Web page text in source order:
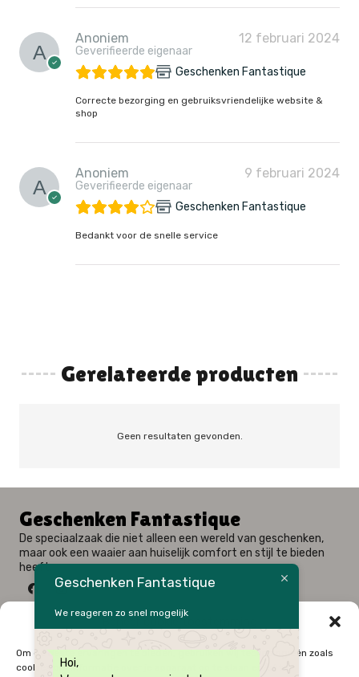
Beheer cookie toestemming
Om de beste ervaringen te bieden, gebruiken wij technologieën zoals
cookies om informatie over je apparaat op te slaan en/of te
Anoniem
Geverifieerde eigenaar
12 februari 2024
Geschenken Fantastique
Correcte bezorging en gebruiksvriendelijke website &
shop
Anoniem
Geverifieerde eigenaar
9 februari 2024
Geschenken Fantastique
Bedankt voor de snelle service
Gerelateerde producten
Geen resultaten gevonden.
Geschenken Fantastique
De speciaalzaak die niet alleen een wereld van geschenken,
maar ook een waaier aan huiselijk comfort en stijl te bieden
heeft.
Webshop: Zwaluwenlaan 33 bus 301 – 8434 Westende
Geschenken Fantastique
We reageren zo snel mogelijk
Hoi,